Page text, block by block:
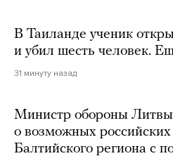
В Таиланде ученик
и убил шесть человек.
31 минуту назад
Министр обороны
о возможных
Балтийского региона с